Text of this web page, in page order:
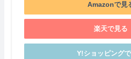
Amazonで見
楽天で見る
Y!ショッピング